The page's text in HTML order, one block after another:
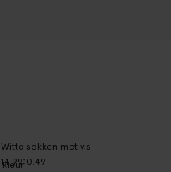
Witte sokken met vis
14.9910.49
kleur